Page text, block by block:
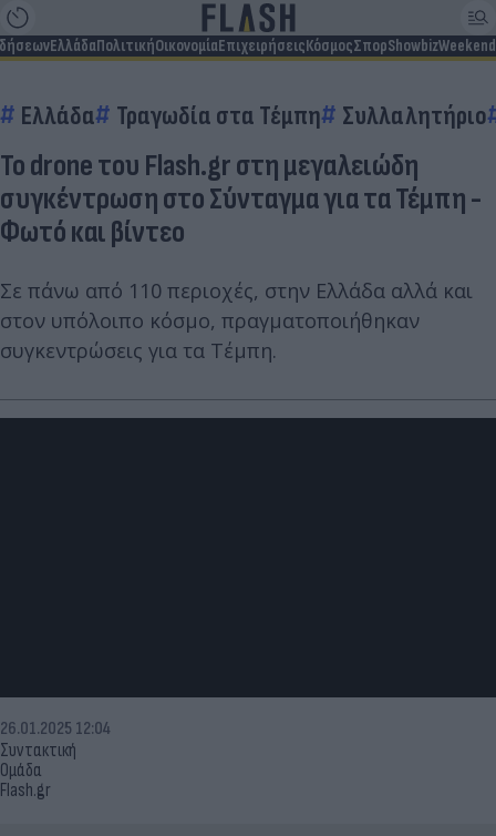
ΕλλάδαΠολιτικήΟικονομίαΕπιχειρήσειςΚόσμοςΣπορShowbizWeekend
Ελλάδα Τραγωδία στα Τέμπη Συλλαλητήριο
Το drone του Flash.gr στη μεγαλειώδη
συγκέντρωση στο Σύνταγμα για τα Τέμπη -
Φωτό και βίντεο
Σε πάνω από 110 περιοχές, στην Ελλάδα αλλά και
στον υπόλοιπο κόσμο, πραγματοποιήθηκαν
συγκεντρώσεις για τα Τέμπη.
Συντακτική
Ομάδα
Flash.gr
26.01.2025 12:04